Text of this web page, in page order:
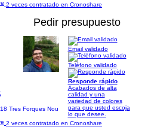
2 veces contratado en Cronoshare
Pedir presupuesto
Tres Forques Nou
Email validado
Teléfono validado
Responde rápido
Acabados de alta
calidad y una
variedad de colores
para que usted escoja
lo que desee.
2 veces contratado en Cronoshare